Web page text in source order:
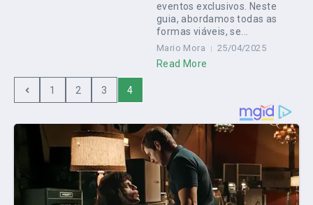
eventos exclusivos. Neste
guia, abordamos todas as
formas viáveis, se...
Mario Mora 25/04/2025
Read More
1 2 3 4